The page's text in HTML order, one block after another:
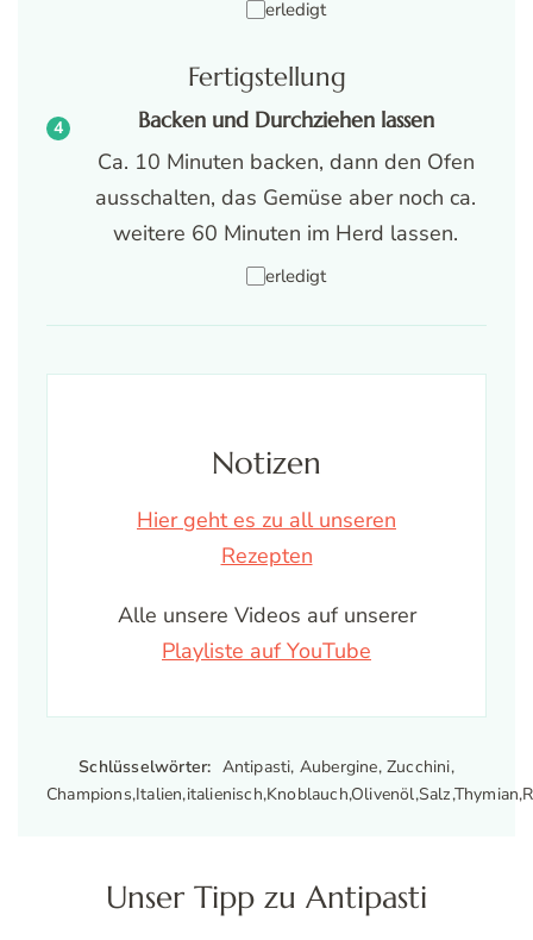
erledigt
Fertigstellung
Backen und Durchziehen lassen
Ca. 10 Minuten backen, dann den Ofen
ausschalten, das Gemüse aber noch ca.
weitere 60 Minuten im Herd lassen.
erledigt
Notizen
Hier geht es zu all unseren
Rezepten
Alle unsere Videos auf unserer
Playliste auf YouTube
Schlüsselwörter: Antipasti, Aubergine, Zucchini,
Unser Tipp zu Antipasti